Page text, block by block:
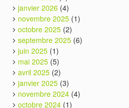
janvier 2026 (4)
novembre 2025 (1)
octobre 2025 (2)
septembre 2025 (6)
juin 2025 (1)
mai 2025 (5)
avril 2025 (2)
janvier 2025 (3)
novembre 2024 (4)
octobre 2024 (1)